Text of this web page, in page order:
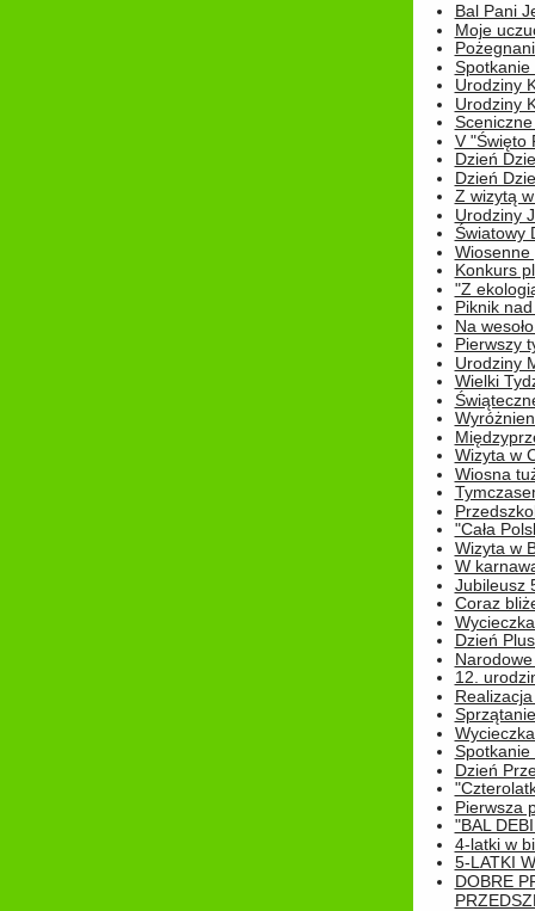
Bal Pani
Moje
Spotkanie
Urodziny
Urodziny
V "Święto
Dzień
Dzień
Z wizytą
Urodziny
Światowy
Wiosenne
Konkurs
"Z
Piknik
Na
Pierwszy
Urodziny
Wielki
Wizyta w
Wiosna
"Cała
Wizyta w
W
Jubileusz
Coraz
Dzień
12.
Spotkanie
Dzień
Pierwsza
"BAL
4-latki w
5-LATKI
DOBRE